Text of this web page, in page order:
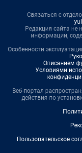
Связаться с
Редакция сайта не
информации,
Особенности
Описанием
Условиями
Веб-портал
действия по
Пользовательское